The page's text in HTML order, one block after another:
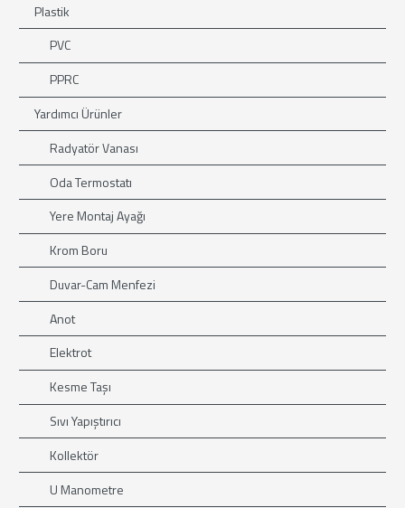
Plastik
PVC
PPRC
Yardımcı Ürünler
Radyatör Vanası
Oda Termostatı
Yere Montaj Ayağı
Krom Boru
Duvar-Cam Menfezi
Anot
Elektrot
Kesme Taşı
Sıvı Yapıştırıcı
Kollektör
U Manometre